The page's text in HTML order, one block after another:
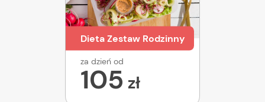
Dieta Zestaw Rodzinny
za dzień od
105 zł